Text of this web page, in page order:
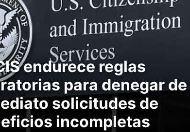
endurece reglas
para denegar de
solicitudes de
incompletas